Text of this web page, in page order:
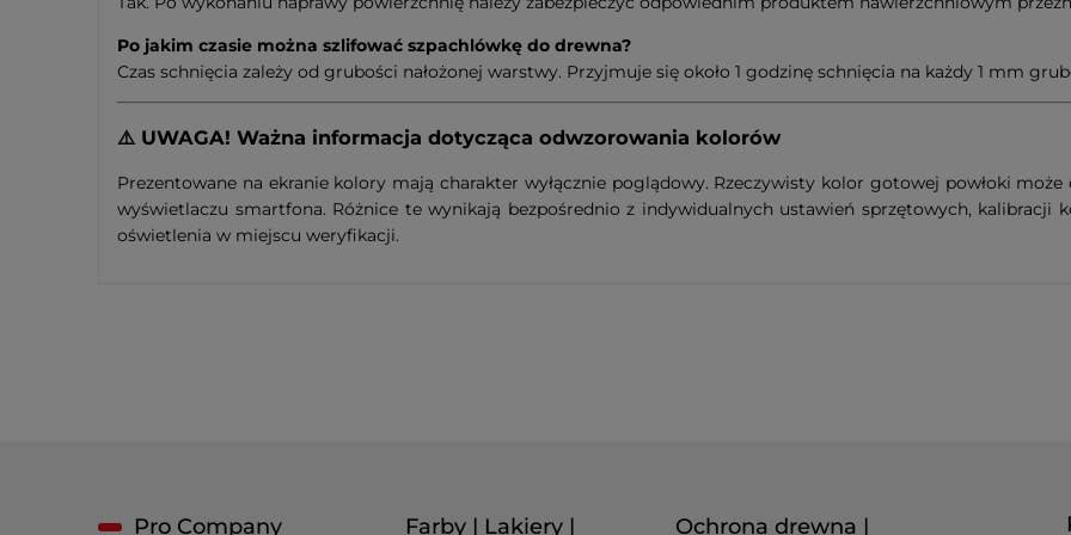
Po jakim czasie można szlifować szpachlówkę do drewna?
Czas schnięcia zależy od grubości nałożonej warstwy. Przyjmuje się około 1 godzinę schnięcia na każdy 1 mm
⚠️ UWAGA! Ważna informacja dotycząca odwzorowania kolorów
Prezentowane na ekranie kolory mają charakter wyłącznie poglądowy. Rzeczywisty kolor gotowej powłoki
wyświetlaczu smartfona. Różnice te wynikają bezpośrednio z indywidualnych ustawień sprzętowych, kalibracji
oświetlenia w miejscu weryfikacji.
Pro Company Farby | Lakiery | Ochrona drewna |